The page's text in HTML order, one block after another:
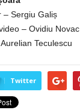
– Sergiu Galiș
– Ovidiu Novac
Teculescu
Twitter